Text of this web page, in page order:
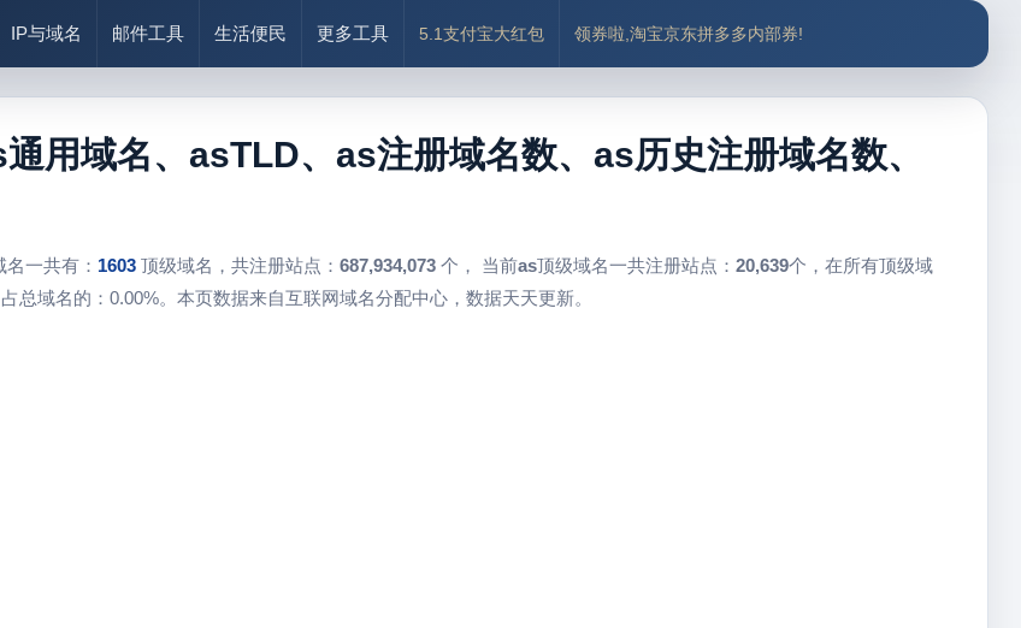
IP与域名 邮件工具 生活便民 更多工具 5.1支付宝大红包 领券啦,淘宝京东拼多多内部券!
用域名、asTLD、as注册域名数、as历史注册域名数、
一共有： 1603 顶级域名，共注册站点： 687,934,073 个， 当前as顶级域名一共注册站点： 20,639个，在所有顶级域
总域名的：0.00%。本页数据来自互联网域名分配中心，数据天天更新。